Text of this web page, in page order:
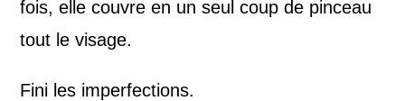
fois, elle couvre en un seul coup de pinceau
tout le visage.
Fini les imperfections.